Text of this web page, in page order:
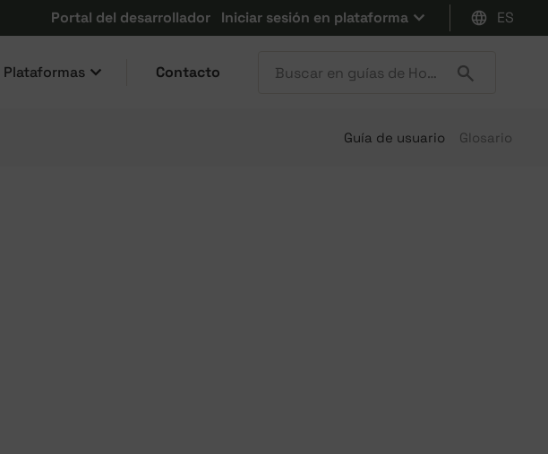
Portal del desarrollador Iniciar sesión en plataforma ES
Plataformas Contacto
Guía de usuario Glosario